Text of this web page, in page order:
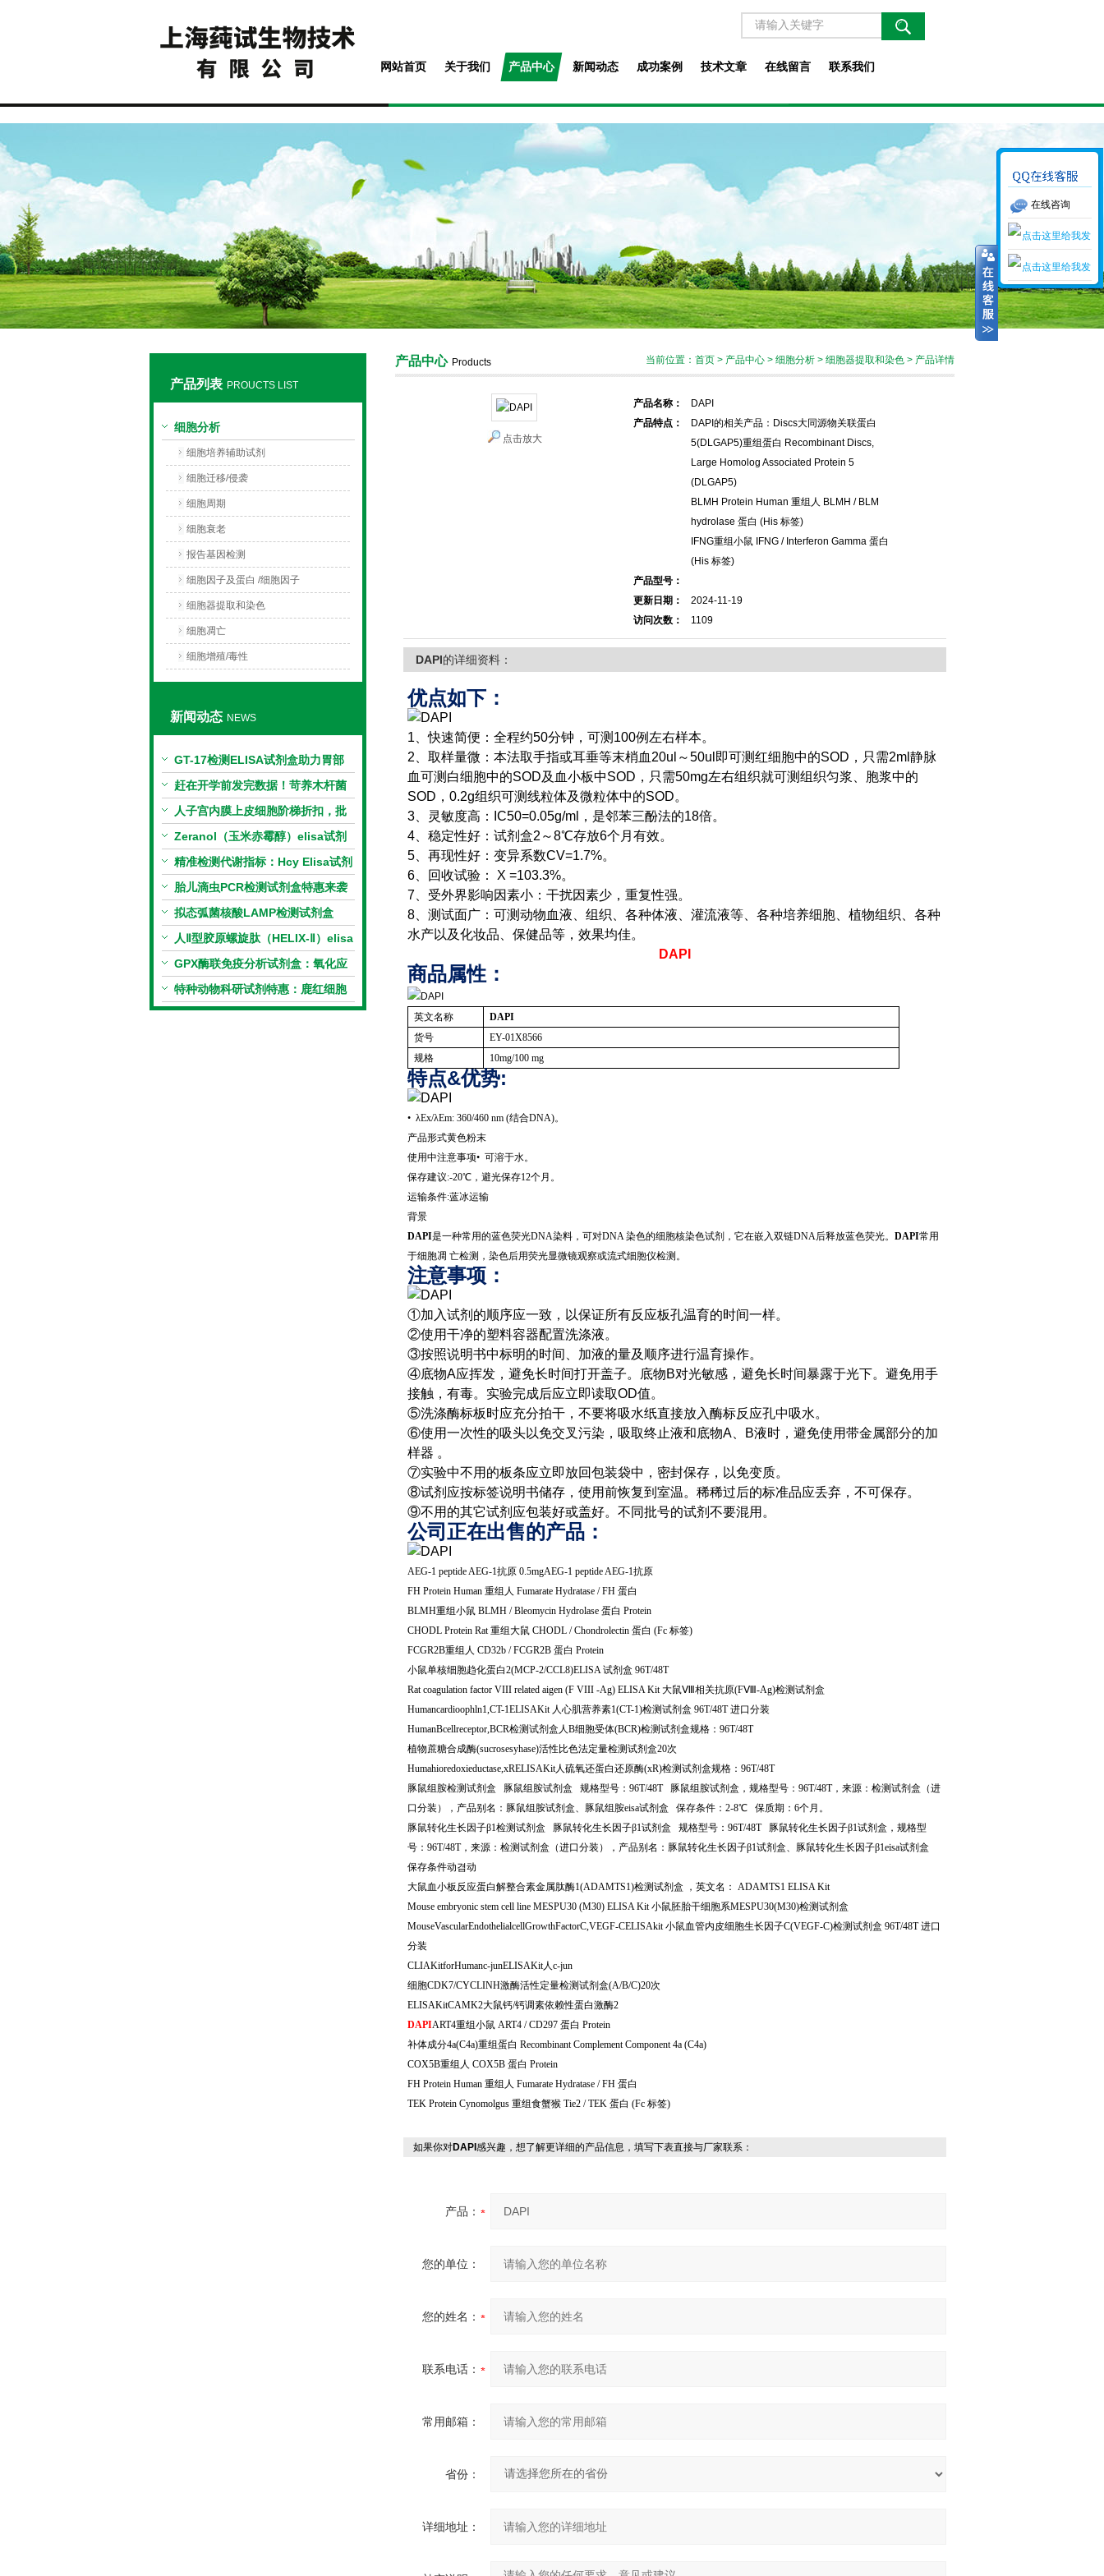
网站首页 关于我们 产品中心 新闻动态 成功案例 技术文章 在线留言 联系我们
产品列表 PROUCTS LIST
细胞分析
细胞培养辅助试剂
细胞迁移/侵袭
细胞周期
细胞衰老
报告基因检测
细胞因子及蛋白 /细胞因子
细胞器提取和染色
细胞凋亡
细胞增殖/毒性
新闻动态 NEWS
GT-17检测ELISA试剂盒助力胃部
相关指标样本定量研究
赶在开学前发完数据！苛养木杆菌
PCR检测试剂盒暑假优惠开启
人子宫内膜上皮细胞阶梯折扣，批
量更划算
Zeranol（玉米赤霉醇）elisa试剂
盒特惠
精准检测代谢指标：Hcy Elisa试剂
盒的科研应用与技术特点
胎儿滴虫PCR检测试剂盒特惠来袭
拟态弧菌核酸LAMP检测试剂盒
（恒温荧光法）新品上市优惠活动
人Ⅱ型胶原螺旋肽（HELIX-Ⅱ）elisa
试剂盒科研优惠活动开启
GPX酶联免疫分析试剂盒：氧化应
激研究精准检测工具
特种动物科研试剂特惠：鹿红细胞
膜蛋白(EMP)ELISA试剂盒让利活
产品中心 Products 当前位置： 首页 > 产品中心 > 细胞分析 > 细胞器提取和染色 > 产品详情
点击放大
产品名称：
DAPI
产品特点：
DAPI的相关产品：Discs大同源物关联蛋白
5(DLGAP5)重组蛋白 Recombinant Discs,
Large Homolog Associated Protein 5
(DLGAP5)
BLMH Protein Human 重组人 BLMH / BLM
hydrolase 蛋白 (His 标签)
IFNG重组小鼠 IFNG / Interferon Gamma 蛋白
(His 标签)
产品型号：
更新日期：
2024-11-19
访问次数：
1109
DAPI的详细资料：
优点如下：
1、快速简便：全程约50分钟，可测100例左右样本。
2、取样量微：本法取手指或耳垂等末梢血20ul～50ul即可测红细胞中的SOD，只需2ml静脉
血可测白细胞中的SOD及血小板中SOD，只需50mg左右组织就可测组织匀浆、胞浆中的
SOD，0.2g组织可测线粒体及微粒体中的SOD。
3、灵敏度高：IC50=0.05g/ml，是邻苯三酚法的18倍。
4、稳定性好：试剂盒2～8℃存放6个月有效。
5、再现性好：变异系数CV=1.7%。
6、回收试验： X =103.3%。
7、受外界影响因素小：干扰因素少，重复性强。
8、测试面广：可测动物血液、组织、各种体液、灌流液等、各种培养细胞、植物组织、各种
水产以及化妆品、保健品等，效果均佳。
DAPI
商品属性：
英文名称
DAPI
货号
EY-01X8566
规格
10mg/100 mg
特点&优势:
• λEx/λEm: 360/460 nm (结合DNA)。
产品形式黄色粉末
使用中注意事项• 可溶于水。
保存建议:-20℃，避光保存12个月。
运输条件:蓝冰运输
背景
DAPI是一种常用的蓝色荧光DNA染料，可对DNA染色的细胞核染色试剂，它在嵌入双链DNA后释放蓝色荧光。 DAPI常用
于细胞凋 亡检测，染色后用荧光显微镜观察或流式细胞仪检测。
注意事项：
①加入试剂的顺序应一致，以保证所有反应板孔温育的时间一样。
②使用干净的塑料容器配置洗涤液。
③按照说明书中标明的时间、加液的量及顺序进行温育操作。
④底物A应挥发，避免长时间打开盖子。底物B对光敏感，避免长时间暴露于光下。避免用手
接触，有毒。实验完成后应立即读取OD值。
⑤洗涤酶标板时应充分拍干，不要将吸水纸直接放入酶标反应孔中吸水。
⑥使用一次性的吸头以免交叉污染，吸取终止液和底物A、B液时，避免使用带金属部分的加
样器 。
⑦实验中不用的板条应立即放回包装袋中，密封保存，以免变质。
⑧试剂应按标签说明书储存，使用前恢复到室温。稀稀过后的标准品应丢弃，不可保存。
⑨不用的其它试剂应包装好或盖好。不同批号的试剂不要混用。
公司正在出售的产品：
AEG-1 peptide AEG-1抗原 0.5mgAEG-1 peptide AEG-1抗原
FH Protein Human 重组人 Fumarate Hydratase / FH 蛋白
BLMH重组小鼠 BLMH / Bleomycin Hydrolase 蛋白 Protein
CHODL Protein Rat重组大鼠 CHODL / Chondrolectin 蛋白 (Fc 标签)
FCGR2B重组人 CD32b / FCGR2B 蛋白 Protein
小鼠单核细胞趋化蛋白2(MCP-2/CCL8)ELISA试剂盒 96T/48T
Rat coagulation factor VIII related aigen (F VIII -Ag) ELISA Kit大鼠Ⅷ相关抗原(FⅧ -Ag)检测试剂盒
Humancardioophln1,CT-1ELISAKit 人心肌营养素1(CT-1)检测试剂盒 96T/48T进口分装
HumanBcellreceptor,BCR检测试剂盒人B细胞受体(BCR)检测试剂盒规格： 96T/48T
植物蔗糖合成酶(sucrosesyhase)活性比色法定量检测试剂盒20次
Humahioredoxieductase,xRELISAKit人硫氧还蛋白还原酶(xR)检测试剂盒规格： 96T/48T
豚鼠组胺检测试剂盒
豚鼠组胺试剂盒 规格型号： 96T/48T 豚鼠组胺试剂盒，规格型号： 96T/48T，来源：检测试剂盒（进
口分装），产品别名：豚鼠组胺试剂盒、豚鼠组胺eisa试剂盒 保存条件： 2-8℃ 保质期： 6个月。
豚鼠转化生长因子β1检测试剂盒 豚鼠转化生长因子β1试剂盒 规格型号： 96T/48T 豚鼠转化生长因子β1试剂盒，规格型
号： 96T/48T，来源：检测试剂盒（进口分装），产品别名：豚鼠转化生长因子β1试剂盒、豚鼠转化生长因子β1eisa试剂盒
保存条件动겸动
大鼠血小板反应蛋白解整合素金属肽酶1(ADAMTS1)检测试剂盒 ，英文名： ADAMTS1 ELISA Kit
Mouse embryonic stem cell line MESPU30 (M30) ELISA Kit小鼠胚胎干细胞系MESPU30(M30)检测试剂盒
MouseVascularEndothelialcellGrowthFactorC,VEGF-CELISAkit小鼠血管内皮细胞生长因子C(VEGF-C)检测试剂盒 96T/48T进口
分装
CLIAKitforHumanc-junELISAKit人c-jun
细胞CDK7/CYCLINH激酶活性定量检测试剂盒(A/B/C)20次
ELISAKitCAMK2大鼠钙/钙调素依赖性蛋白激酶2
DAPIART4重组小鼠 ART4 / CD297 蛋白 Protein
补体成分4a(C4a)重组蛋白 Recombinant Complement Component 4a (C4a)
COX5B重组人 COX5B 蛋白 Protein
FH Protein Human 重组人 Fumarate Hydratase / FH 蛋白
TEK Protein Cynomolgus 重组食蟹猴 Tie2 / TEK 蛋白 (Fc 标签)
如果你对DAPI 感兴趣，想了解更详细的产品信息，填写下表直接与厂家联系：
产品：
您的单位：
您的姓名：
联系电话：
常用邮箱：
省份：
详细地址：
在线咨询